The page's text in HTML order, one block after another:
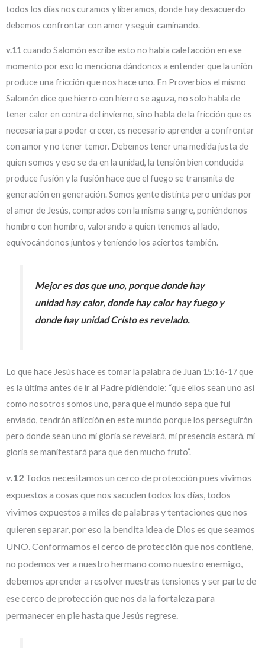
todos los días nos curamos y liberamos, donde hay desacuerdo
debemos confrontar con amor y seguir caminando.
v.11cuando Salomón escribe esto no había calefacción en ese
momento por eso lo menciona dándonos a entender que la unión
produce una fricción que nos hace uno. En Proverbios el mismo
Salomón dice que hierro con hierro se aguza, no solo habla de
tener calor en contra del invierno, sino habla de la fricción que es
necesaria para poder crecer, es necesario aprender a confrontar
con amor y no tener temor. Debemos tener una medida justa de
quien somos y eso se da en la unidad, la tensión bien conducida
produce fusión y la fusión hace que el fuego se transmita de
generación en generación. Somos gente distinta pero unidas por
el amor de Jesús, comprados con la misma sangre, poniéndonos
hombro con hombro, valorando a quien tenemos al lado,
equivocándonos juntos y teniendo los aciertos también.
Mejor es dos que uno, porque donde hay
unidad hay calor, donde hay calor hay fuego y
donde hay unidad Cristo es revelado.
Lo que hace Jesús hace es tomar la palabra de Juan 15:16-17 que
es la última antes de ir al Padre pidiéndole: “que ellos sean uno así
como nosotros somos uno, para que el mundo sepa que fui
enviado, tendrán aflicción en este mundo porque los perseguirán
pero donde sean uno mi gloria se revelará, mi presencia estará, mi
gloria se manifestará para que den mucho fruto”.
v.12 Todos necesitamos un cerco de protección pues vivimos
expuestos a cosas que nos sacuden todos los días, todos
vivimos expuestos a miles de palabras y tentaciones que nos
quieren separar, por eso la bendita idea de Dios es que seamos
UNO. Conformamos el cerco de protección que nos contiene,
no podemos ver a nuestro hermano como nuestro enemigo,
debemos aprender a resolver nuestras tensiones y ser parte de
ese cerco de protección que nos da la fortaleza para
permanecer en pie hasta que Jesús regrese.